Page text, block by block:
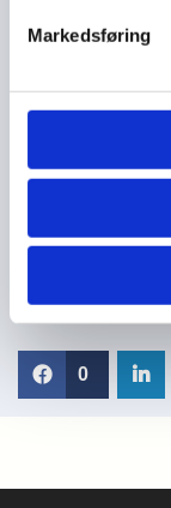
Markedsføring
En stor takk til alle
0